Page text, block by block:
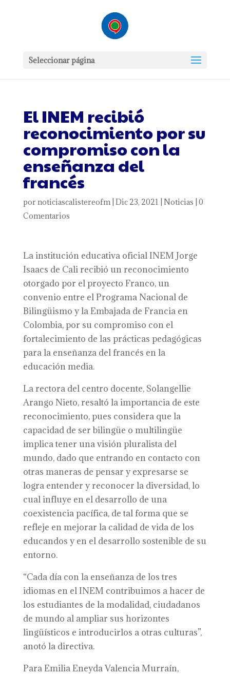
Seleccionar página
El INEM recibió
reconocimiento por su
compromiso con la
enseñanza del
francés
por noticiascalistereofm| Dic 23, 2021 Noticias 0
Comentarios
La institución educativa oficial INEM Jorge
Isaacs de Cali recibió un reconocimiento
otorgado por el proyecto Franco, un
convenio entre el Programa Nacional de
Bilingüismo y la Embajada de Francia en
Colombia, por su compromiso con el
fortalecimiento de las prácticas pedagógicas
para la enseñanza del francés en la
educación media.
La rectora del centro docente, Solangellie
Arango Nieto, resaltó la importancia de este
reconocimiento, pues considera que la
capacidad de ser bilingüe o multilingüe
implica tener una visión pluralista del
mundo, dado que entrando en contacto con
otras maneras de pensar y expresarse se
logra entender y reconocer la diversidad, lo
cual influye en el desarrollo de una
coexistencia pacífica, de tal forma que se
refleje en mejorar la calidad de vida de los
educandos y en el desarrollo sostenible de su
entorno.
“Cada día con la enseñanza de los tres
idiomas en el INEM contribuimos a hacer de
los estudiantes de la modalidad, ciudadanos
de mundo al ampliar sus horizontes
lingüísticos e introducirlos a otras culturas”,
anotó la directiva.
Para Emilia Eneyda Valencia Murraín,